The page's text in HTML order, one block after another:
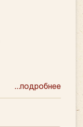
...подробнее